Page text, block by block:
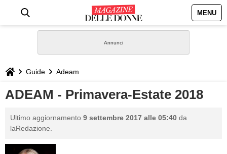
MENU
STILE
BIOGRAFIE
Guide Adeam
ADEAM - Primavera-Estate 2018
Ultimo aggiornamento 9 settembre 2017 alle 05:40 da
laRedazione.